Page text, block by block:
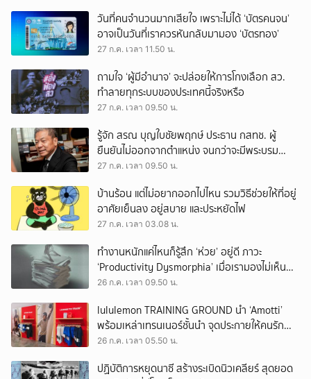
วันที่คนจำนวนมากเสียใจ เพราะไม่ได้ ‘บัตรคนจน’
อาจเป็นวันที่เราควรหันกลับมามอง ‘บัตรทอง’
27 ก.ค. เวลา 11.50 น.
ถามใจ ‘ผู้มีอำนาจ’ จะปล่อยให้การโกงเลือก สว.
ทำลายทุกระบบของประเทศนี้จริงหรือ
27 ก.ค. เวลา 09.50 น.
รู้จัก สรณ บุญใบชัยพฤกษ์ ประธาน กสทช. ผู้
ยืนยันไม่ออกจากตำแหน่ง จนกว่าจะมีพระบรม
ราชโองการโปรดเกล้าฯ
27 ก.ค. เวลา 09.50 น.
บ้านร้อน แต่ไม่อยากออกไปไหน รวมวิธีช่วยให้ที่อยู่
อาศัยเย็นลง อยู่สบาย และประหยัดไฟ
27 ก.ค. เวลา 03.08 น.
ทำงานหนักแค่ไหนก็รู้สึก ‘ห่วย’ อยู่ดี ภาวะ
‘Productivity Dysmorphia’ เมื่อเรามองไม่เห็น
ความสำเร็จของตัวเอง
26 ก.ค. เวลา 09.50 น.
lululemon TRAINING GROUND นำ ‘Amotti’
พร้อมเหล่าเทรนเนอร์ชั้นนำ จุดประกายให้คนรัก
สุขภาพ ผ่านแนวคิด ‘Yet’
26 ก.ค. เวลา 05.50 น.
ปฏิบัติการหยุดนาซี สร้างระเบิดนิวเคลียร์ สุดยอด